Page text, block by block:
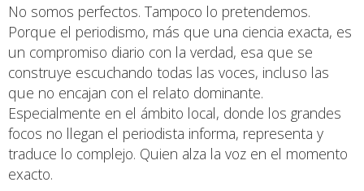
No somos perfectos. Tampoco lo pretendemos.
Porque el periodismo, más que una ciencia exacta, es
un compromiso diario con la verdad, esa que se
construye escuchando todas las voces, incluso las
que no encajan con el relato dominante.
Especialmente en el ámbito local, donde los grandes
focos no llegan el periodista informa, representa y
traduce lo complejo. Quien alza la voz en el momento
exacto.